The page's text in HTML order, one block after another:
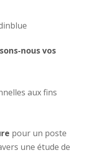
nous vos
aux fins
pour un poste
une étude de